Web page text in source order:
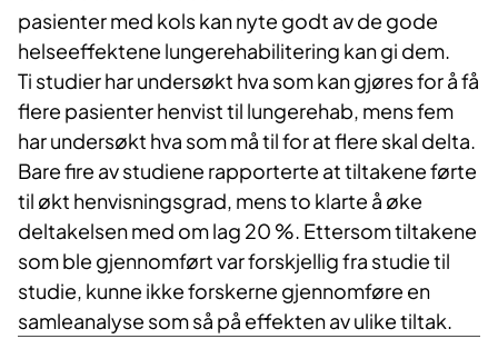
pasienter med kols kan nyte godt av de gode
helseeffektene lungerehabilitering kan gi dem.
Ti studier har undersøkt hva som kan gjøres for å få
flere pasienter henvist til lungerehab, mens fem
har undersøkt hva som må til for at flere skal delta.
Bare fire av studiene rapporterte at tiltakene førte
til økt henvisningsgrad, mens to klarte å øke
deltakelsen med om lag 20 %. Ettersom tiltakene
som ble gjennomført var forskjellig fra studie til
studie, kunne ikke forskerne gjennomføre en
samleanalyse som så på effekten av ulike tiltak.